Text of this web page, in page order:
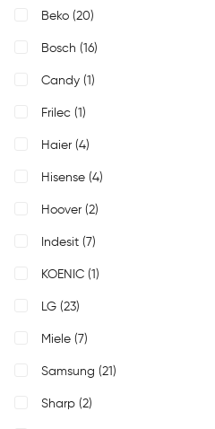
Beko (20)
Bosch (16)
Candy (1)
Frilec (1)
Haier (4)
Hisense (4)
Hoover (2)
Indesit (7)
KOENIC (1)
LG (23)
Miele (7)
Samsung (21)
Sharp (2)